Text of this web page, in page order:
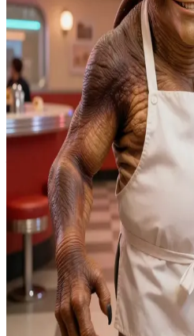
德克斯特·杰特
Jettster)
那位快活的本萨伦人餐馆老板
德克斯特·杰特斯特在科罗森经营
间当地人和旅人聚集的繁忙平民
顾客，可能是在寻求某种情报，
斯特在用他的四条手臂娴熟地处
热情迎接。